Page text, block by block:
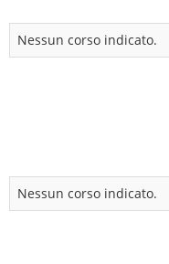
Nessun corso indicato.
Nessun corso indicato.